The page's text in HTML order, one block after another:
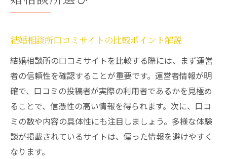
結婚相談所口コミサイトの比較ポイント解説
結婚相談所の口コミサイトを比較する際には、まず運営
者の信頼性を確認することが重要です。運営者情報が明
確で、口コミの投稿者が実際の利用者であるかを見極め
ることで、信憑性の高い情報を得られます。次に、口コ
ミの数や内容の具体性にも注目しましょう。多様な体験
談が掲載されているサイトは、偏った情報を避けやすく
なります。